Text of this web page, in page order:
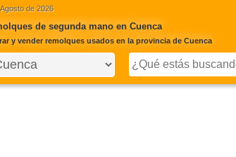
de 2026
de segunda mano en Cuenca
y vender remolques usados en la provincia de Cuenca